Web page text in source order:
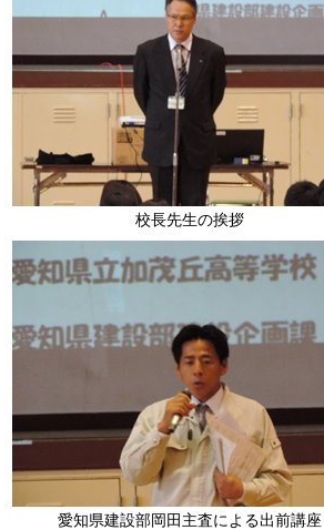
校長先生の挨拶
愛知県建設部岡田主査による出前講座